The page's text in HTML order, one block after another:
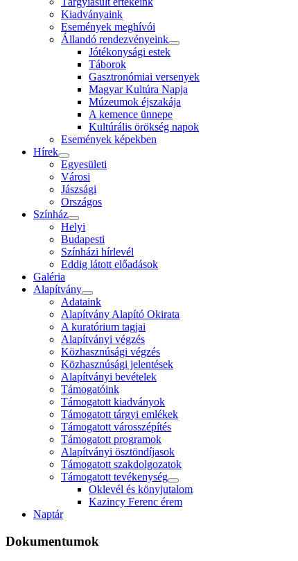
Kiadványaink
Események meghívói
Állandó rendezvényeink
Jótékonysági estek
Táborok
Gasztronómiai versenyek
Magyar Kultúra Napja
Múzeumok éjszakája
A kemence ünnepe
Kultúrális örökség napok
Események képekben
Hírek
Egyesületi
Városi
Jászsági
Országos
Színház
Helyi
Budapesti
Színházi hírlevél
Eddig látott előadások
Galéria
Alapítvány
Adataink
Alapítvány Alapító Okirata
A kuratórium tagjai
Alapítványi végzés
Közhasznúsági végzés
Közhasznúsági jelentések
Alapítványi bevételek
Támogatóink
Támogatott kiadványok
Támogatott tárgyi emlékek
Támogatott városszépítés
Támogatott programok
Alapítványi ösztöndíjasok
Támogatott szakdolgozatok
Támogatott tevékenység
Oklevél és könyjutalom
Kazincy Ferenc érem
Naptár
Dokumentumok